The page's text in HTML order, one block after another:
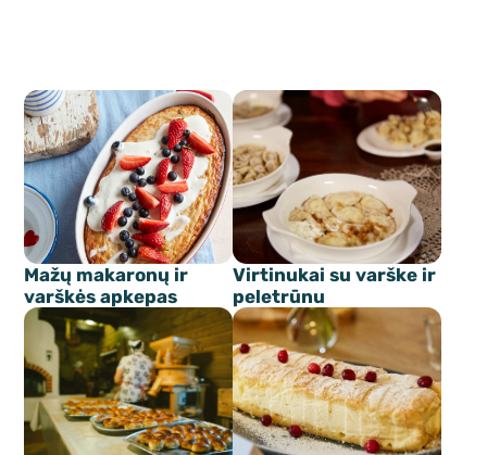
Mažų makaronų ir
varškės apkepas
Virtinukai su varške ir
peletrūnu